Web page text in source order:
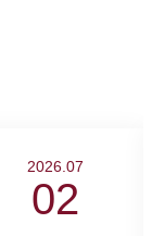
2026.07
02